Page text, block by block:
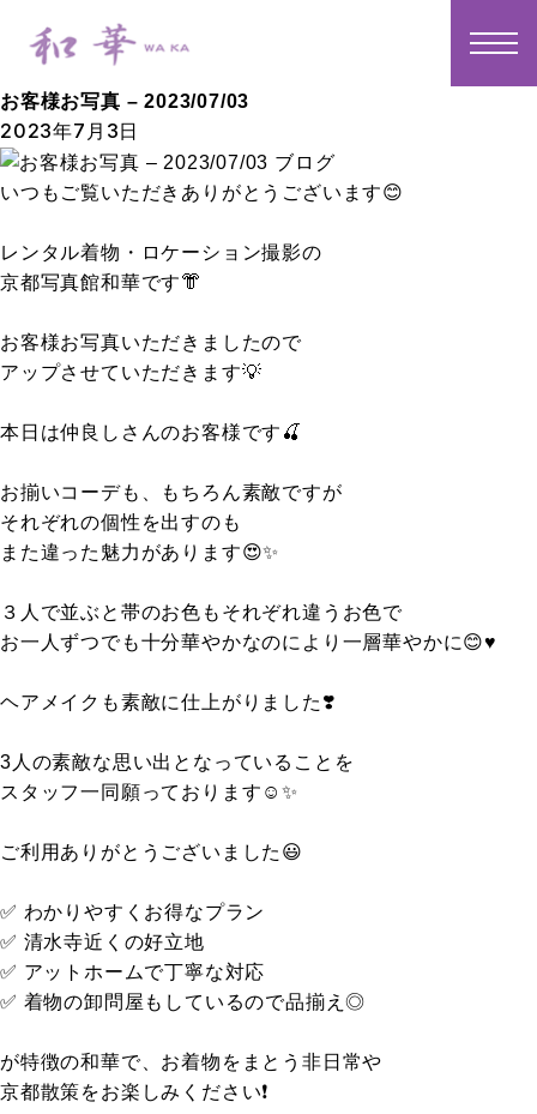
MENU
お客様お写真 – 2023/07/03
2023年7月3日
いつもご覧いただきありがとうございます😊
レンタル着物・ロケーション撮影の
京都写真館和華です👘
お客様お写真いただきましたので
アップさせていただきます💡
本日は仲良しさんのお客様です🍒
お揃いコーデも、もちろん素敵ですが
それぞれの個性を出すのも
また違った魅力があります😍✨
３人で並ぶと帯のお色もそれぞれ違うお色で
お一人ずつでも十分華やかなのにより一層華やかに😊♥️
ヘアメイクも素敵に仕上がりました❣️
3人の素敵な思い出となっていることを
スタッフ一同願っております☺️✨
ご利用ありがとうございました😃
✅ わかりやすくお得なプラン
✅ 清水寺近くの好立地
✅ アットホームで丁寧な対応
✅ 着物の卸問屋もしているので品揃え◎
が特徴の和華で、お着物をまとう非日常や
京都散策をお楽しみください❗️